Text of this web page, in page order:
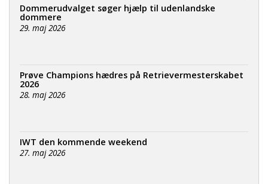
Dommerudvalget søger hjælp til udenlandske
dommere
29. maj 2026
Prøve Champions hædres på Retrievermesterskabet
2026
28. maj 2026
IWT den kommende weekend
27. maj 2026